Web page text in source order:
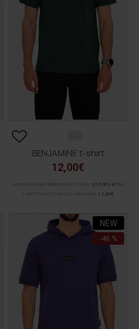
BENJAMINE t-shirt
12,00€
ΑΡΧΙΚΗ ΑΝΑΓΡΑΦΟΜΕΝΗ ΤΙΜΗ: 22,50€ (-47%)
ΚΑΛΥΤΕΡΗ ΤΙΜΗ 30 ΗΜΕΡΩΝ:
12,00€
NEW
-46 %